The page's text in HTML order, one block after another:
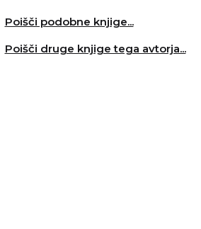
Poišči podobne knjige...
Poišči druge knjige tega avtorja...